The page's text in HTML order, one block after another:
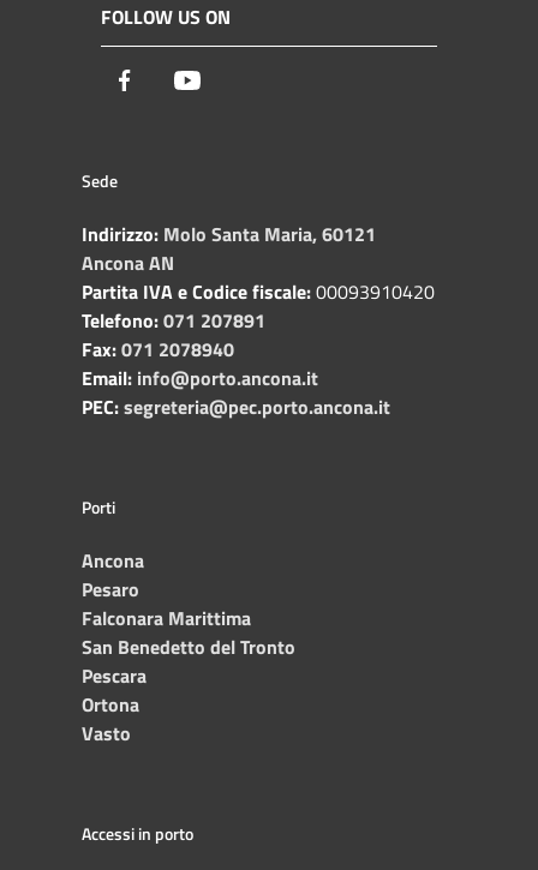
FOLLOW US ON
Facebook
Sede
Indirizzo: Molo Santa Maria, 60121
Ancona AN
Partita IVA e Codice fiscale:00093910420
Telefono:071 207891
Fax:071 2078940
Email: info@porto.ancona.it
PEC:segreteria@pec.porto.ancona.it
Porti
Ancona
Pesaro
Falconara Marittima
San Benedetto del Tronto
Pescara
Ortona
Vasto
Accessi in porto